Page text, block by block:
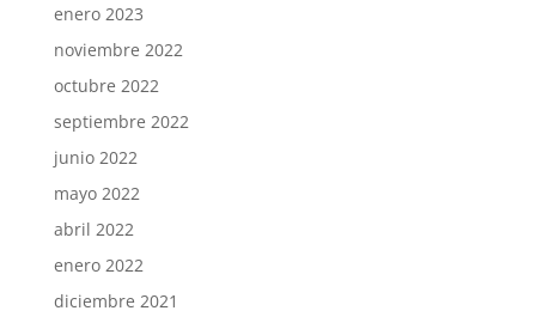
enero 2023
noviembre 2022
octubre 2022
septiembre 2022
junio 2022
mayo 2022
abril 2022
enero 2022
diciembre 2021